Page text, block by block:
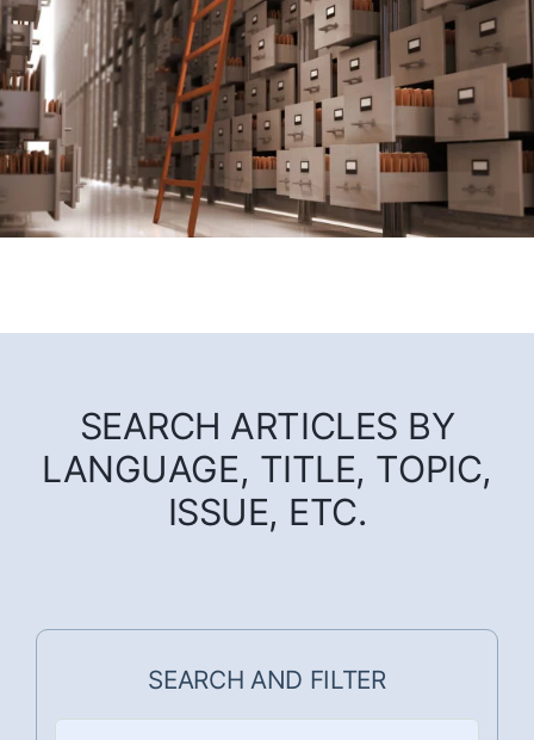
SEARCH ARTICLES BY
LANGUAGE, TITLE, TOPIC,
ISSUE, ETC.
SEARCH AND FILTER